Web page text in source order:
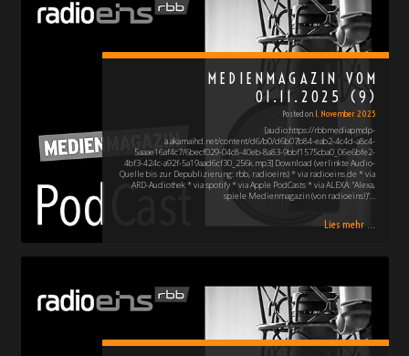
MEDIENMAGAZIN VOM
01.11.2025 (9)
Posted on 1. November 2025
[audio:https://rbbmediapmdp-
a.akamaihd.net/content/d6/b0/d6b07b84-eab2-4c4d-a8c4-
5aaae16af4c7/6becf029-04c8-40eb-8a83-9bbf1575cba0_06e6bfe2-
4bf3-424c-a92f-5a19aad6cf30_256k.mp3] Download (verlinkte Audio-
Quelle bis zur Depublizierung: rbb, radioeins) * via radioeins.de * via
ARD-Audiothek * via spotify * via Apple PodCasts * via ALEXA: "Alexa,
spiele Medienmagazin (von radioeins!)"…
Lies mehr ...